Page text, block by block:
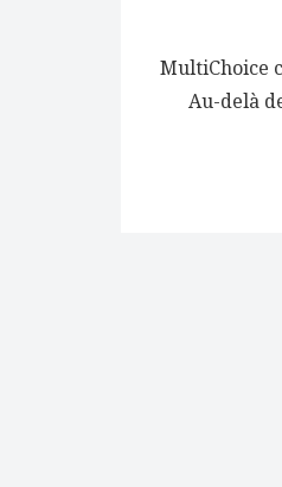
MultiChoice
Au-delà